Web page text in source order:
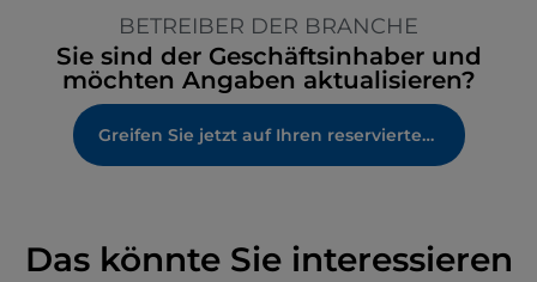
BETREIBER DER BRANCHE
Sie sind der Geschäftsinhaber und
möchten Angaben aktualisieren?
Greifen Sie jetzt auf Ihren reservierten Bereich zu
Das könnte Sie interessieren